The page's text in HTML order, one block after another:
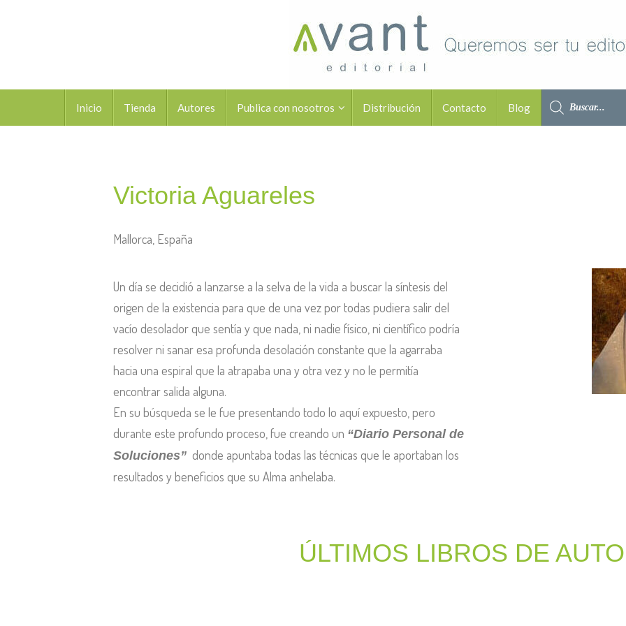
Inicio Tienda Autores Publica con nosotros Distribución Contacto Blog
Victoria Aguareles
Mallorca, España
Un día se decidió a lanzarse a la selva de la vida a buscar la síntesis del
origen de la existencia para que de una vez por todas pudiera salir del
vacío desolador que sentíay que nada ni nadie físico ni científico podría
resolver ni sanar esa profunda desolación constante que la agarraba
hacia una espiral que la atrapaba una y otra vezy no le permitía
encontrar salida alguna.
En su búsqueda se le fue presentando todo lo aquí expuesto, pero
durante este profundo proceso, fue creando un “Diario Personal de
Soluciones” donde apuntaba todas las técnicas que le aportaban los
resultados y beneficios que su Alma anhelaba.
ÚLTIMOS LIBROS DE